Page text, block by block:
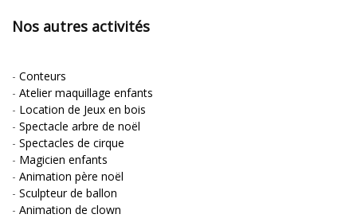
Nos autres activités
- Conteurs
- Atelier maquillage enfants
- Location de Jeux en bois
- Spectacle arbre de noël
- Spectacles de cirque
- Magicien enfants
- Animation père noël
- Sculpteur de ballon
- Animation de clown